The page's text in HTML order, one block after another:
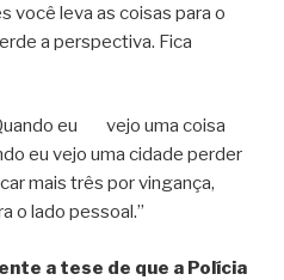
você leva as coisas para o
a perspectiva. Fica
eu vejo uma coisa
eu vejo uma cidade perder
mais três por vingança,
o lado pessoal.”
a tese de que a Polícia